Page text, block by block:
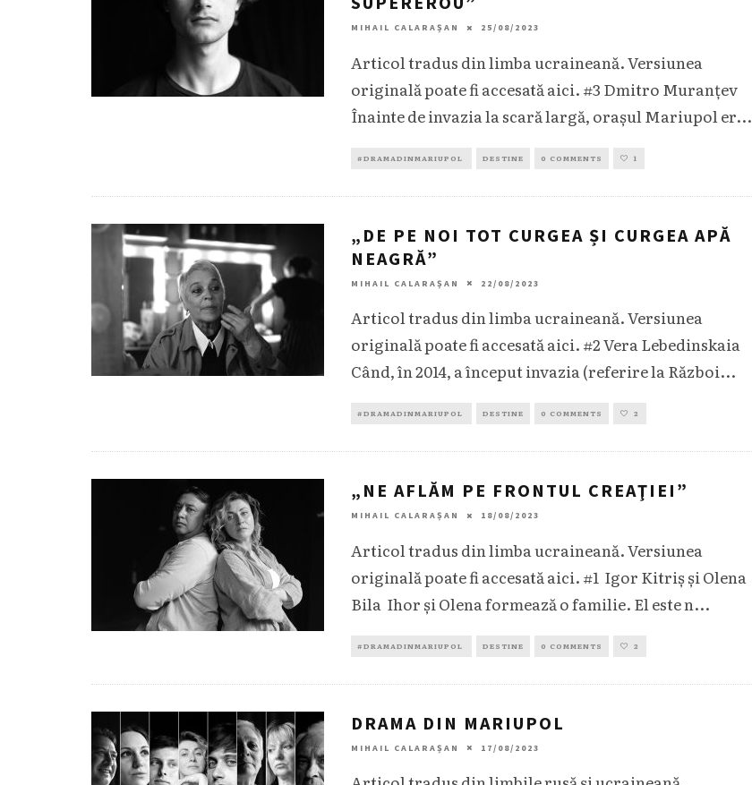
MIHAIL CALARAȘAN 25/08/2023
Articol tradus din limba ucraineană. Versiunea
originală poate fi accesată aici. #3 Dmitro Muranțev
Înainte de invazia la scară largă, orașul Mariupol er...
#DRAMADINMARIUPOL DESTINE 0 COMMENTS 1
„DE PE NOI TOT CURGEA ȘI CURGEA APĂ
NEAGRĂ”
MIHAIL CALARAȘAN 22/08/2023
Articol tradus din limba ucraineană. Versiunea
originală poate fi accesată aici. #2 Vera Lebedinskaia
Când, în 2014, a început invazia (referire la Război...
#DRAMADINMARIUPOL DESTINE 0 COMMENTS 2
„NE AFLĂM PE FRONTUL CREAŢIEI”
MIHAIL CALARAȘAN 18/08/2023
Articol tradus din limba ucraineană. Versiunea
originală poate fi accesată aici. #1 Igor Kitriş şi Olena
Bila Ihor şi Olena formează o familie. El este n...
#DRAMADINMARIUPOL DESTINE 0 COMMENTS 2
DRAMA DIN MARIUPOL
MIHAIL CALARAȘAN 17/08/2023